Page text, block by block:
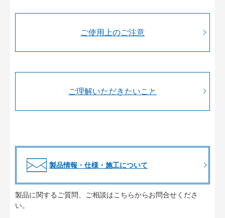
ご使用上のご注意
ご理解いただきたいこと
製品情報・仕様・施工について
製品に関するご質問、ご相談はこちらからお問合せくださ
い。